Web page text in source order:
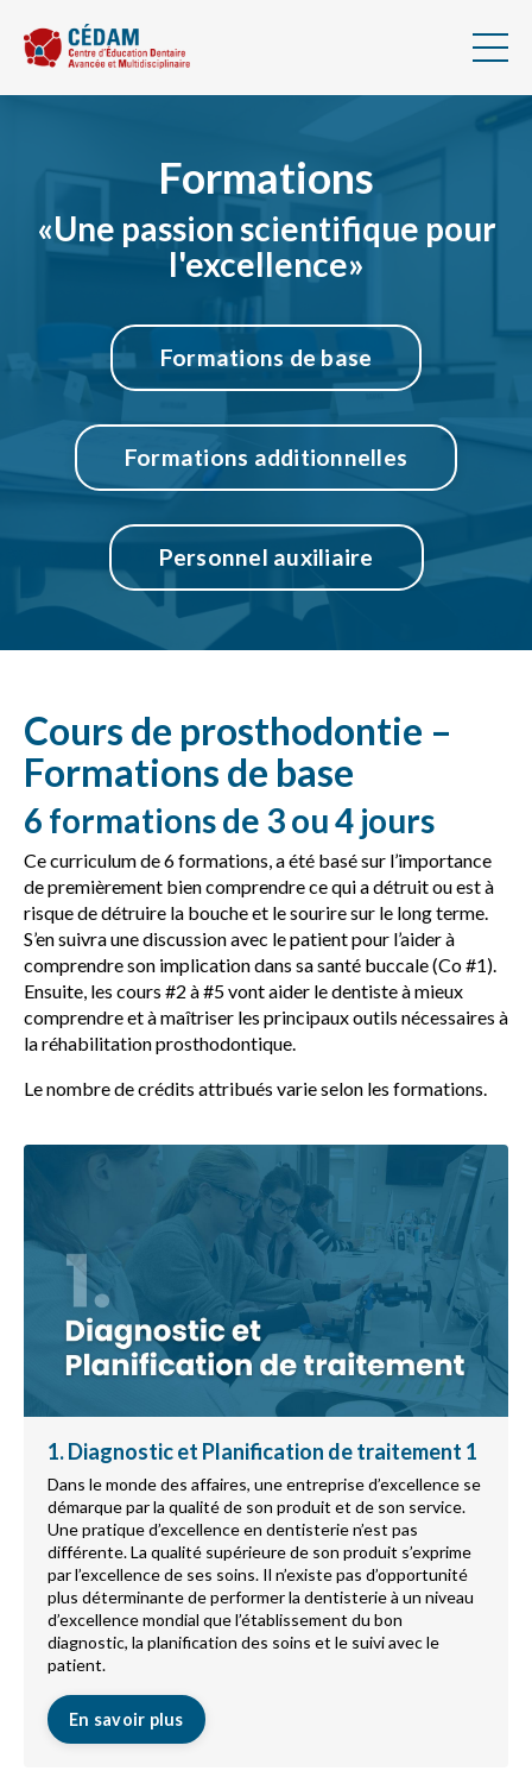
Formations
«Une passion scientifique pour
l'excellence»
Formations de base
Formations additionnelles
Personnel auxiliaire
Cours de prosthodontie –
Formations de base
6 formations de 3 ou 4 jours
Ce curriculum de 6 formations, a été basé sur l’importance
de premièrement bien comprendre ce qui a détruit ou est à
risque de détruire la bouche et le sourire sur le long terme.
S’en suivra une discussion avec le patient pour l’aider à
comprendre son implication dans sa santé buccale (Co #1).
Ensuite, les cours #2 à #5 vont aider le dentiste à mieux
comprendre et à maîtriser les principaux outils nécessaires à
la réhabilitation prosthodontique.
Le nombre de crédits attribués varie selon les formations.
1. Diagnostic et Planification de traitement 1
Dans le monde des affaires, une entreprise d’excellence se
démarque par la qualité de son produit et de son service.
Une pratique d’excellence en dentisterie n’est pas
différente. La qualité supérieure de son produit s’exprime
par l’excellence de ses soins. Il n’existe pas d’opportunité
plus déterminante de performer la dentisterie à un niveau
d’excellence mondial que l’établissement du bon
diagnostic, la planification des soins et le suivi avec le
patient.
En savoir plus